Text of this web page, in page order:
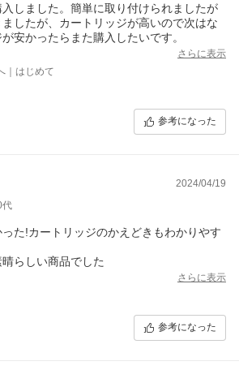
しました。簡単に取り付けられましたが
したが、カートリッジが高いので次はな
安かったらまた購入したいです。
さらに表示
｜はじめて
参考になった
2024/04/19
代
た!カートリッジのかえどきもわかりやす
らしい商品でした
さらに表示
参考になった